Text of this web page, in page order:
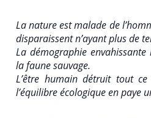
La nature est malade de
disparaissent n’ayant plus de
La démographie
la faune sauvage.
L’être humain détruit tout
l’équilibre écologique en paye